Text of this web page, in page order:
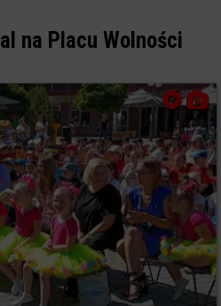
na Placu Wolności